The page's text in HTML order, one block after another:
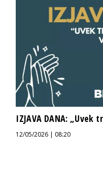
IZJAVA DANA: „Uvek
12/05/2026 | 08:20